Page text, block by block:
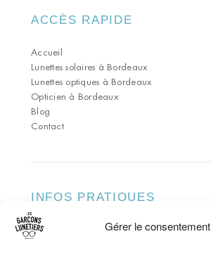
Gérer le consentement
ACCÈS RAPIDE
Accueil
Lunettes solaires à Bordeaux
Lunettes optiques à Bordeaux
Opticien à Bordeaux
Blog
Contact
INFOS PRATIQUES
ADRESSE